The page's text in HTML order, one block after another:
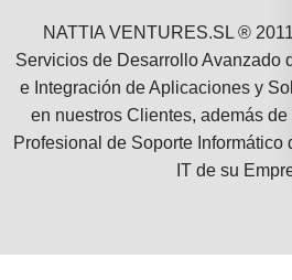
NATTIA VENTURES.SL ®
Servicios de Desarrollo Avanzado
e Integración de Aplicaciones y
en nuestros Clientes, además de
Profesional de Soporte Informático
IT de su